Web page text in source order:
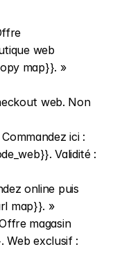
web
map}}. »
web. Non
ici :
Validité :
online puis
map}}. »
magasin
Web exclusif :